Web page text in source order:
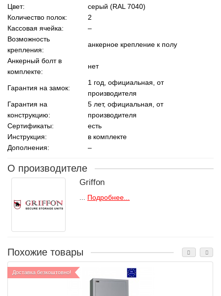
Цвет:
серый (RAL 7040)
Количество полок:
2
Кассовая ячейка:
–
Возможность
крепления:
анкерное крепление к полу
Анкерный болт в
комплекте:
нет
Гарантия на замок:
1 год, официальная, от
производителя
Гарантия на
конструкцию:
5 лет, официальная, от
производителя
Сертификаты:
есть
Инструкция:
в комплекте
Дополнения:
–
О производителе
Griffon
Подробнее...
Похожие товары
Доставка безкоштовно!